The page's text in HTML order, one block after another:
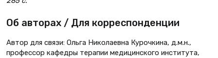
Об авторах / Для корреспонденции
Автор для связи: Ольга Николаевна Курочкина, д.м.н.,
профессор кафедры терапии медицинского института,